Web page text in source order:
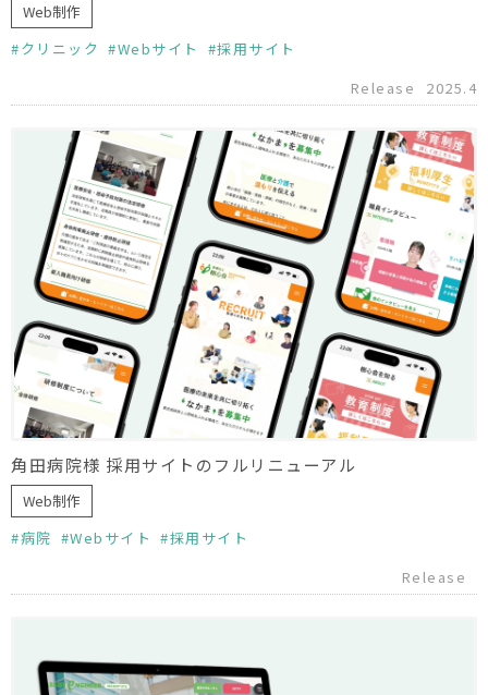
Web制作
クリニック
Webサイト
採用サイト
Release
2025.4
角田病院様 採用サイトのフルリニューアル
Web制作
病院
Webサイト
採用サイト
Release